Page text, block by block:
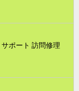
サポート 訪問修理